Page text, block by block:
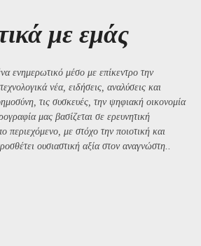
με εμάς
ενημερωτικό μέσο με επίκεντρο την
νέα, ειδήσεις, αναλύσεις και
τις συσκευές, την ψηφιακή οικονομία
μας βασίζεται σε ερευνητική
περιεχόμενο, με στόχο την ποιοτική και
ουσιαστική αξία στον αναγνώστη..